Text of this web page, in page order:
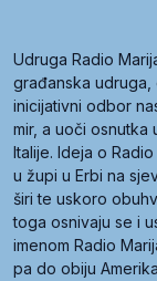
Udruga Radio
građanska udruga,
inicijativni odbor
mir, a uoči osnutka
Italije. Ideja o
u župi u Erbi na
širi te uskoro
toga osnivaju se i
imenom Radio
pa do obiju